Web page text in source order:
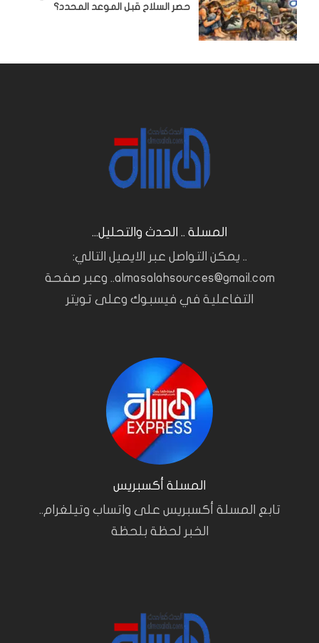
حصر السلاح قبل الموعد المحدد؟
المسلة .. الحدث والتحليل...
.. يمكن التواصل عبر الايميل التالي:
almasalahsources@gmail.com.. وعبر صفحة
التفاعلية في فيسبوك وعلى تويتر
المسلة أكسبريس
تابع المسلة أكسبريس على واتساب وتيلغرام..
الخبر لحظة بلحظة